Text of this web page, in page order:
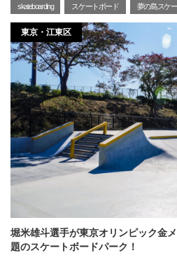
skateboarding スケートボード 夢の島スケ
東京・江東区
堀米雄斗選手が東京オリンピック金
題のスケートボードパーク！